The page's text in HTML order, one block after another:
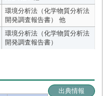
環境分析法（化学物質分析法
開発調査報告書） 他
環境分析法（化学物質分析法
開発調査報告書）
出典情報